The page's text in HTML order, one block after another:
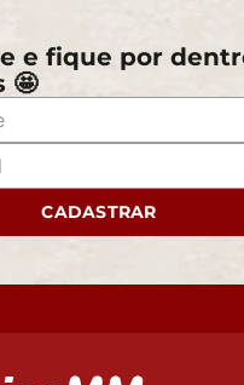
escadas e/ou
desagrados ou
produto.
e fique por
🤩
CADASTRAR